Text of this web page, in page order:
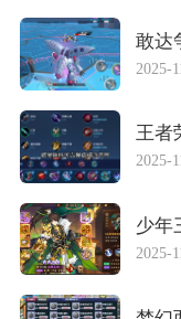
敢达
2025-
王者
2025-
少年
2025-